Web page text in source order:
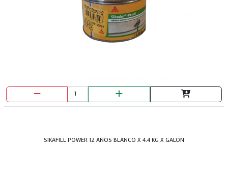
SIKAFILL POWER 12 AÑOS BLANCO X 4.4 KG X GALON